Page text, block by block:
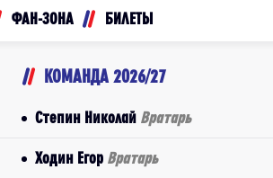
ФАН-ЗОНА БИЛЕТЫ
КОМАНДА 2026/27
Степин Николай Вратарь
Ходин Егор Вратарь